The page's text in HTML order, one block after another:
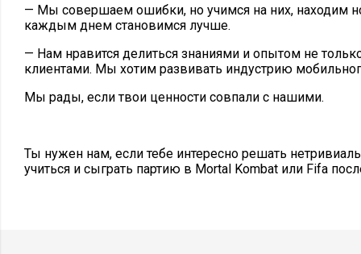
— Мы совершаем ошибки, но учимся на них, находим
каждым днем становимся лучше.
— Нам нравится делиться знаниями и опытом не
клиентами. Мы хотим развивать индустрию
Мы рады, если твои ценности совпали с нашими.
Ты нужен нам, если тебе интересно решать
учиться и сыграть партию в Mortal Kombat или Fifa